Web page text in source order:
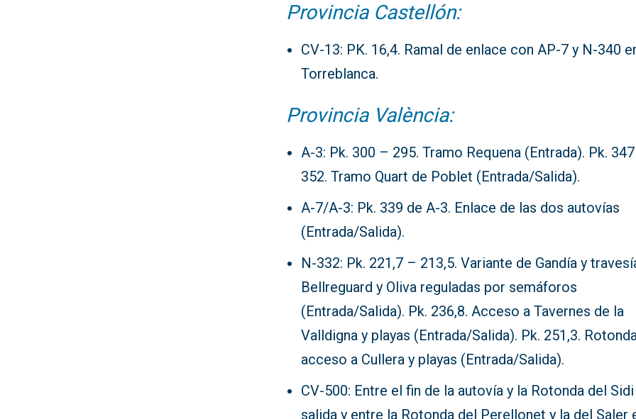
Provincia Castellón:
CV-13: PK. 16,4. Ramal de enlace con AP-7 y N-340
Torreblanca.
Provincia València:
A-3: Pk. 300 – 295. Tramo Requena (Entrada). Pk.
352. Tramo Quart de Poblet (Entrada/Salida).
A-7/A-3: Pk. 339 de A-3. Enlace de las dos autovías
(Entrada/Salida).
N-332: Pk. 221,7 – 213,5. Variante de Gandía y
Bellreguard y Oliva reguladas por semáforos
(Entrada/Salida). Pk. 236,8. Acceso a Tavernes de la
Valldigna y playas (Entrada/Salida). Pk. 251,3.
acceso a Cullera y playas (Entrada/Salida).
CV-500: Entre el fin de la autovía y la Rotonda del
salida y entre la Rotonda del Perellonet y la del Saler